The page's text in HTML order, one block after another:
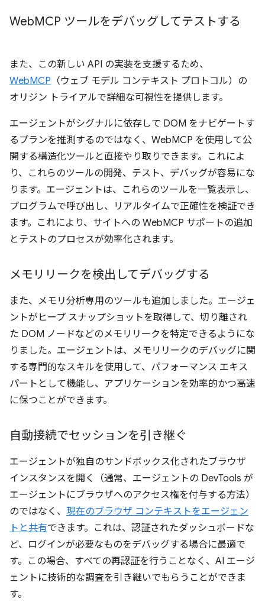
WebMCP ツールをデバッグしてテストする
また、この新しい API の実装を支援するため、
WebMCP （ウェブ モデル コンテキスト プロトコル）の
オリジン トライアルで詳細な可視性を提供します。
エージェントがシグナルに依存して DOM をナビゲートす
るプランを推測するのではなく、WebMCP を使用して公
開する構造化ツールと直接やり取りできます。これによ
り、これらのツールの開発、テスト、デバッグが容易にな
ります。エージェントは、これらのツールを一覧表示し、
プログラムで呼び出し、リアルタイムで正確性を検証でき
ます。これにより、サイトへの WebMCP サポートの追加
とテストのプロセスが効率化されます。
メモリリークを検出してデバッグする
また、メモリ分析専用のツールも追加しました。エージェ
ントがヒープ スナップショットを取得して、切り離され
た DOM ノードなどのメモリリークを特定できるようにな
りました。エージェントは、メモリリークのデバッグに関
する専門的なスキルを使用して、パフォーマンス エキス
パートとして機能し、アプリケーションを効率的かつ高速
に保つことができます。
自動接続でセッションを引き継ぐ
エージェントが独自のサンドボックス化されたブラウザ
インスタンスを開く（通常、エージェントの DevTools が
エージェントにブラウザへのアクセス権を付与する方法）
のではなく、 現在のブラウザ コンテキストをエージェン
トと共有できます。これは、認証されたダッシュボードな
ど、ログインが必要なものをデバッグする場合に最適で
す。この場合、すべての再認証を行うことなく、AI エージ
ェントに技術的な調査を引き継いでもらうことができま
す。